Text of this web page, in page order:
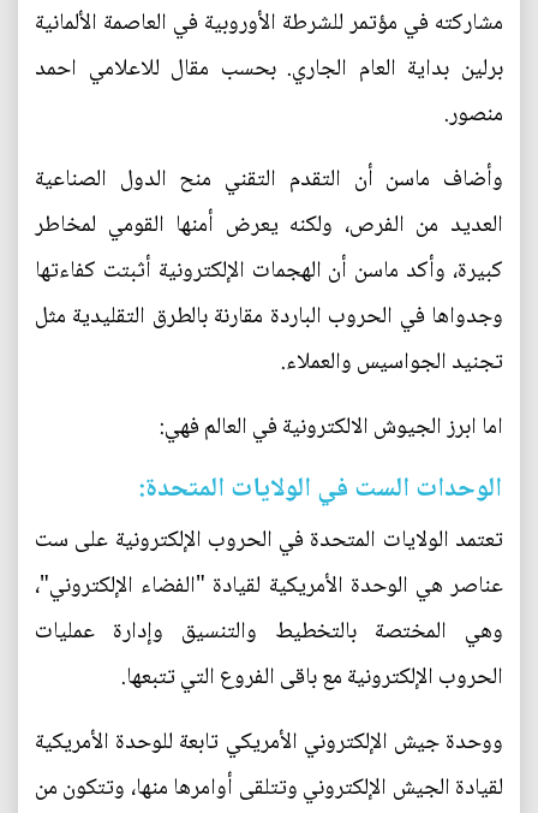
مشاركته في مؤتمر للشرطة الأوروبية في العاصمة الألمانية
برلين بداية العام الجاري. بحسب مقال للاعلامي احمد
منصور.
وأضاف ماسن أن التقدم التقني منح الدول الصناعية
العديد من الفرص، ولكنه يعرض أمنها القومي لمخاطر
كبيرة، وأكد ماسن أن الهجمات الإلكترونية أثبتت كفاءتها
وجدواها في الحروب الباردة مقارنة بالطرق التقليدية مثل
تجنيد الجواسيس والعملاء.
اما ابرز الجيوش الالكترونية في العالم فهي:
الوحدات الست في الولايات المتحدة:
تعتمد الولايات المتحدة في الحروب الإلكترونية على ست
عناصر هي الوحدة الأمريكية لقيادة "الفضاء الإلكتروني"،
وهي المختصة بالتخطيط والتنسيق وإدارة عمليات
الحروب الإلكترونية مع باقى الفروع التي تتبعها.
ووحدة جيش الإلكتروني الأمريكي تابعة للوحدة الأمريكية
لقيادة الجيش الإلكتروني وتتلقى أوامرها منها، وتتكون من